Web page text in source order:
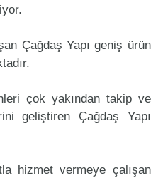
Çağdaş Yapı geniş ürün
çok yakından takip ve
geliştiren Çağdaş Yapı
hizmet vermeye çalışan